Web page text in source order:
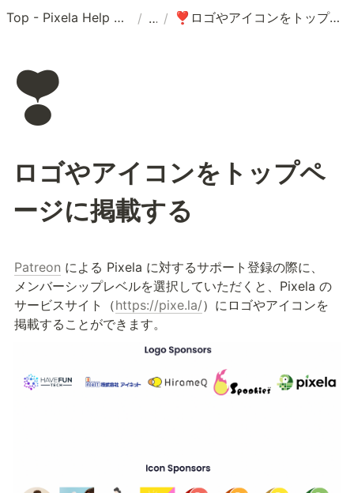
Top - Pixela Help Center / / ❣️ ロゴやアイコンをトップページに掲載する
❣️
ロゴやアイコンをトップペ
ージに掲載する
Patreon
メンバーシップレベルを選択していただくと、Pixela の
サービスサイト（https://pixe.la/）にロゴやアイコンを
掲載することができます。